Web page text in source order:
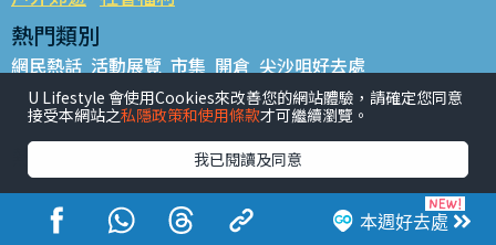
本週好去處
熱門類別
網民熱話 活動展覽 市集 開倉 尖沙咀好去處
銅鑼灣好去處 元朗好去處 荃灣好去處 旺角好去處 社會
餐廳情報 戶外郊遊
熱門標籤
#UGO搵好去處 #人氣活動推介 #美食社群熱話
#親子玩樂好去處
#ULifestyle應用程式
#限時搶
#UJetso禮物放送
#ULifestyle商戶中心 #著數 #網絡熱話
U Lifestyle 會使用Cookies來改善您的網站體驗，請確定您同意
接受本網站之私隱政策和使用條款才可繼續瀏覽。
我已閱讀及同意